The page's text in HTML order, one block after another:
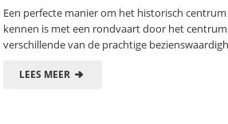
Een perfecte manier om het historisch
kennen is met een rondvaart door het
verschillende van de prachtige
LEES MEER